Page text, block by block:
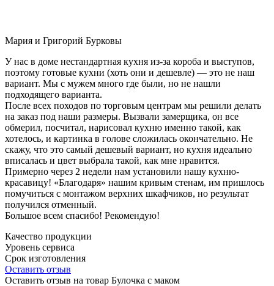
Мария и Григорий Бурковы
У нас в доме нестандартная кухня из-за короба и выступов,
поэтому готовые кухни (хоть они и дешевле) — это не наш
вариант. Мы с мужем много где были, но не нашли
подходящего варианта.
После всех походов по торговым центрам мы решили делать
на заказ под наши размеры. Вызвали замерщика, он все
обмерил, посчитал, нарисовал кухню именно такой, как
хотелось, и картинка в голове сложилась окончательно. Не
скажу, что это самый дешевый вариант, но кухня идеально
вписалась и цвет выбрала такой, как мне нравится.
Примерно через 2 недели нам установили нашу кухню-
красавицу! «Благодаря» нашим кривым стенам, им пришлось
помучиться с монтажом верхних шкафчиков, но результат
получился отменный.
Большое всем спасибо! Рекомендую!
Качество продукции
Уровень сервиса
Срок изготовления
Оставить отзыв
Оставить отзыв на товар Булочка с маком